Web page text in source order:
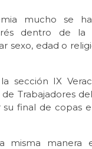
mucho se
dentro de la
sexo, edad o
sección IX
Trabajadores
su final de copas
misma manera